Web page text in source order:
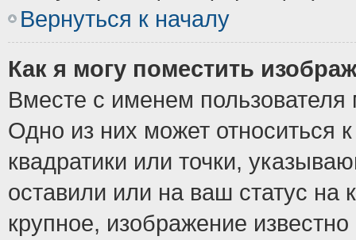
Вернуться к началу
Как я могу поместить
Вместе с именем пользователя
Одно из них может относиться
квадратики или точки,
оставили или на ваш статус
крупное, изображение